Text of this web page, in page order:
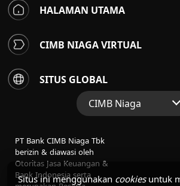
Situs ini menggunakan cookiesuntuk
HALAMAN UTAMA
CIMB NIAGA VIRTUAL
SITUS GLOBAL
CIMB Niaga
Perbankan Konsumen
Perbankan Syariah
PT Bank CIMB Niaga Tbk
berizin & diawasi oleh
Otoritas Jasa Keuangan &
Bank Indonesia serta